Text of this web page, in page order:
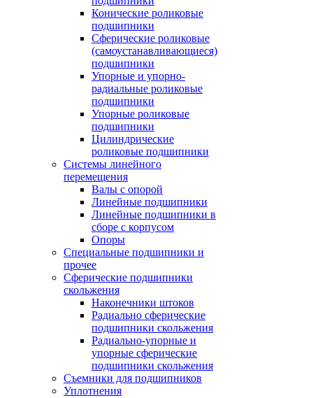
Конические роликовые
подшипники
Сферические роликовые
(самоустанавливающиеся)
подшипники
Упорные и упорно-
радиальные роликовые
подшипники
Упорные роликовые
подшипники
Цилиндрические
роликовые подшипники
Системы линейного
перемещения
Валы с опорой
Линейные подшипники
Линейные подшипники в
сборе с корпусом
Опоры
Специальные подшипники и
прочее
Сферические подшипники
скольжения
Наконечники штоков
Радиально сферические
подшипники скольжения
Радиально-упорные и
упорные сферические
подшипники скольжения
Съемники для подшипников
Уплотнения